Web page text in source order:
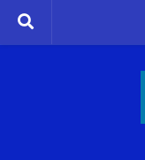
Skip to content